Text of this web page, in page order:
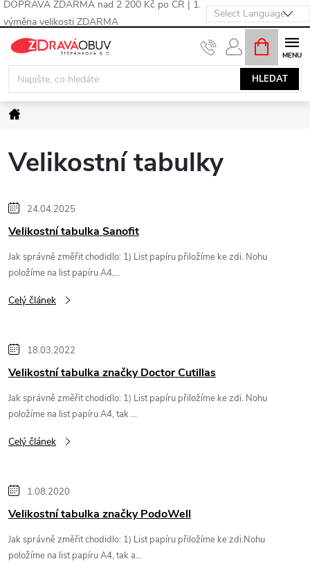
DOPRAVA ZDARMA nad 2 200 Kč po ČR | 1.
výměna velikosti ZDARMA
Přejít
obsah
HLEDAT
NÁKUPNÍ
KOŠÍK
Domů
Velikostní tabulky
V
ý
p
i
s
č
l
á
n
k
ů
24.04.2025
Velikostní tabulka Sanofit
Jak správně změřit chodidlo: 1) List papíru přiložíme ke zdi. Nohu
položíme na list papíru A4,...
Celý článek
18.03.2022
Velikostní tabulka značky Doctor Cutillas
Jak správně změřit chodidlo: 1) List papíru přiložíme ke zdi. Nohu
položíme na list papíru A4, tak ...
Celý článek
1.08.2020
Velikostní tabulka značky PodoWell
Jak správně změřit chodidlo: 1) List papíru přiložíme ke zdi.Nohu
položíme na list papíru A4, tak a...